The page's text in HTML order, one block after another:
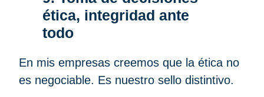
ética, integridad ante
todo
En mis empresas creemos que la ética no
es negociable. Es nuestro sello distintivo.